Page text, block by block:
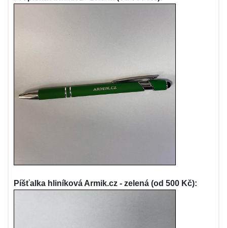
Píšťalka hliníková Armik.cz - zelená (od 500 Kč):